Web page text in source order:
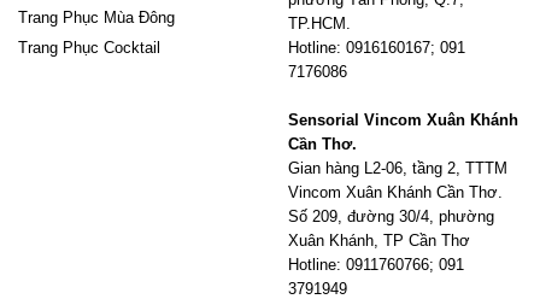
Trang Phục Mùa Đông
Trang Phục Cocktail
TP.HCM.
Hotline: 0916160167; 091
7176086
Sensorial Vincom Xuân Khánh
Cần Thơ.
Gian hàng L2-06, tầng 2, TTTM
Vincom Xuân Khánh Cần Thơ.
Số 209, đường 30/4, phường
Xuân Khánh, TP Cần Thơ
Hotline: 0911760766; 091
3791949